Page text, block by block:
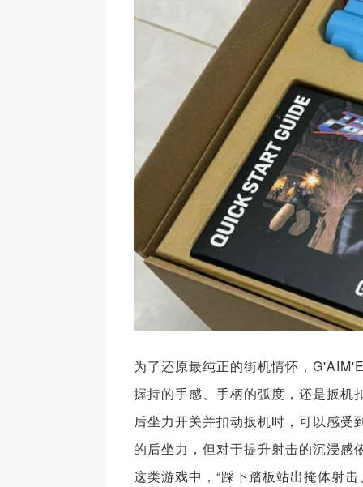
为了还原最纯正的街机情怀，
握持的手感、手柄的弧度，还是扳机
后坐力开关并扣动扳机时，可以感
的后坐力，但对于提升射击的沉浸感
这类游戏中，“踩下踏板站出掩体射